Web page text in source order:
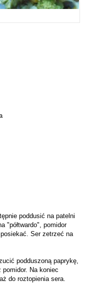
poddusić na patelni
"półtwardo", pomidor
Ser zetrzeć na
podduszoną paprykę,
pomidor. Na koniec
do roztopienia sera.